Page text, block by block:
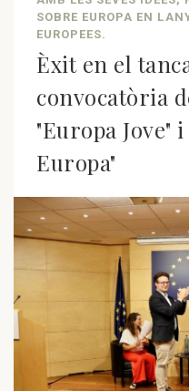
SOBRE EUROPA EN
EUROPEES.
Èxit en el
convocatòria
"Europa Jove"
Europa"